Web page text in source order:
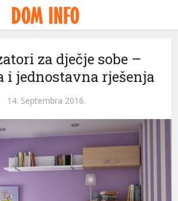
za dječje sobe –
i jednostavna rješenja
14. Septembra 2016.